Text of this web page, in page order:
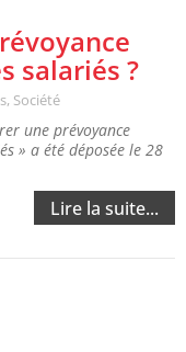
salariés ?
, Société
une prévoyance
» a été déposée le 28
Lire la suite...